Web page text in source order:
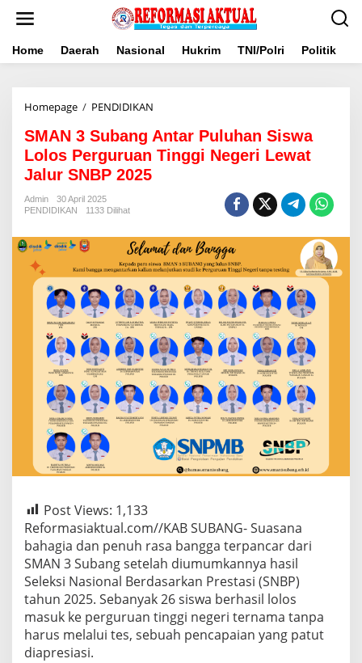
Home Daerah Nasional Hukrim TNI/Polri Politik
Homepage / PENDIDIKAN
Subang
Antar
Puluhan
Negeri
Lewat
Jalur
SNBP
2025
SMAN 3 Subang Antar Puluhan Siswa
Lolos Perguruan Tinggi Negeri Lewat
Jalur SNBP 2025
Admin
30 April 2025
PENDIDIKAN
1133 Dilihat
Post Views: 1,133
Reformasiaktual.com//KAB SUBANG- Suasana
bahagia dan penuh rasa bangga terpancar dari
SMAN 3 Subang setelah diumumkannya hasil
Seleksi Nasional Berdasarkan Prestasi (SNBP)
tahun 2025. Sebanyak 26 siswa berhasil lolos
masuk ke perguruan tinggi negeri ternama tanpa
harus melalui tes, sebuah pencapaian yang patut
diapresiasi.